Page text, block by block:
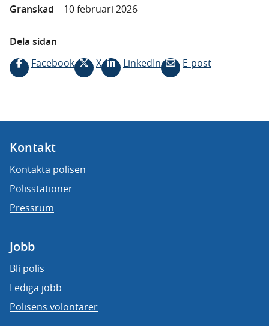
Granskad 10 februari 2026
Dela sidan
Facebook
X LinkedIn E-post
Kontakt
Kontakta polisen
Polisstationer
Pressrum
Jobb
Bli polis
Lediga jobb
Polisens volontärer